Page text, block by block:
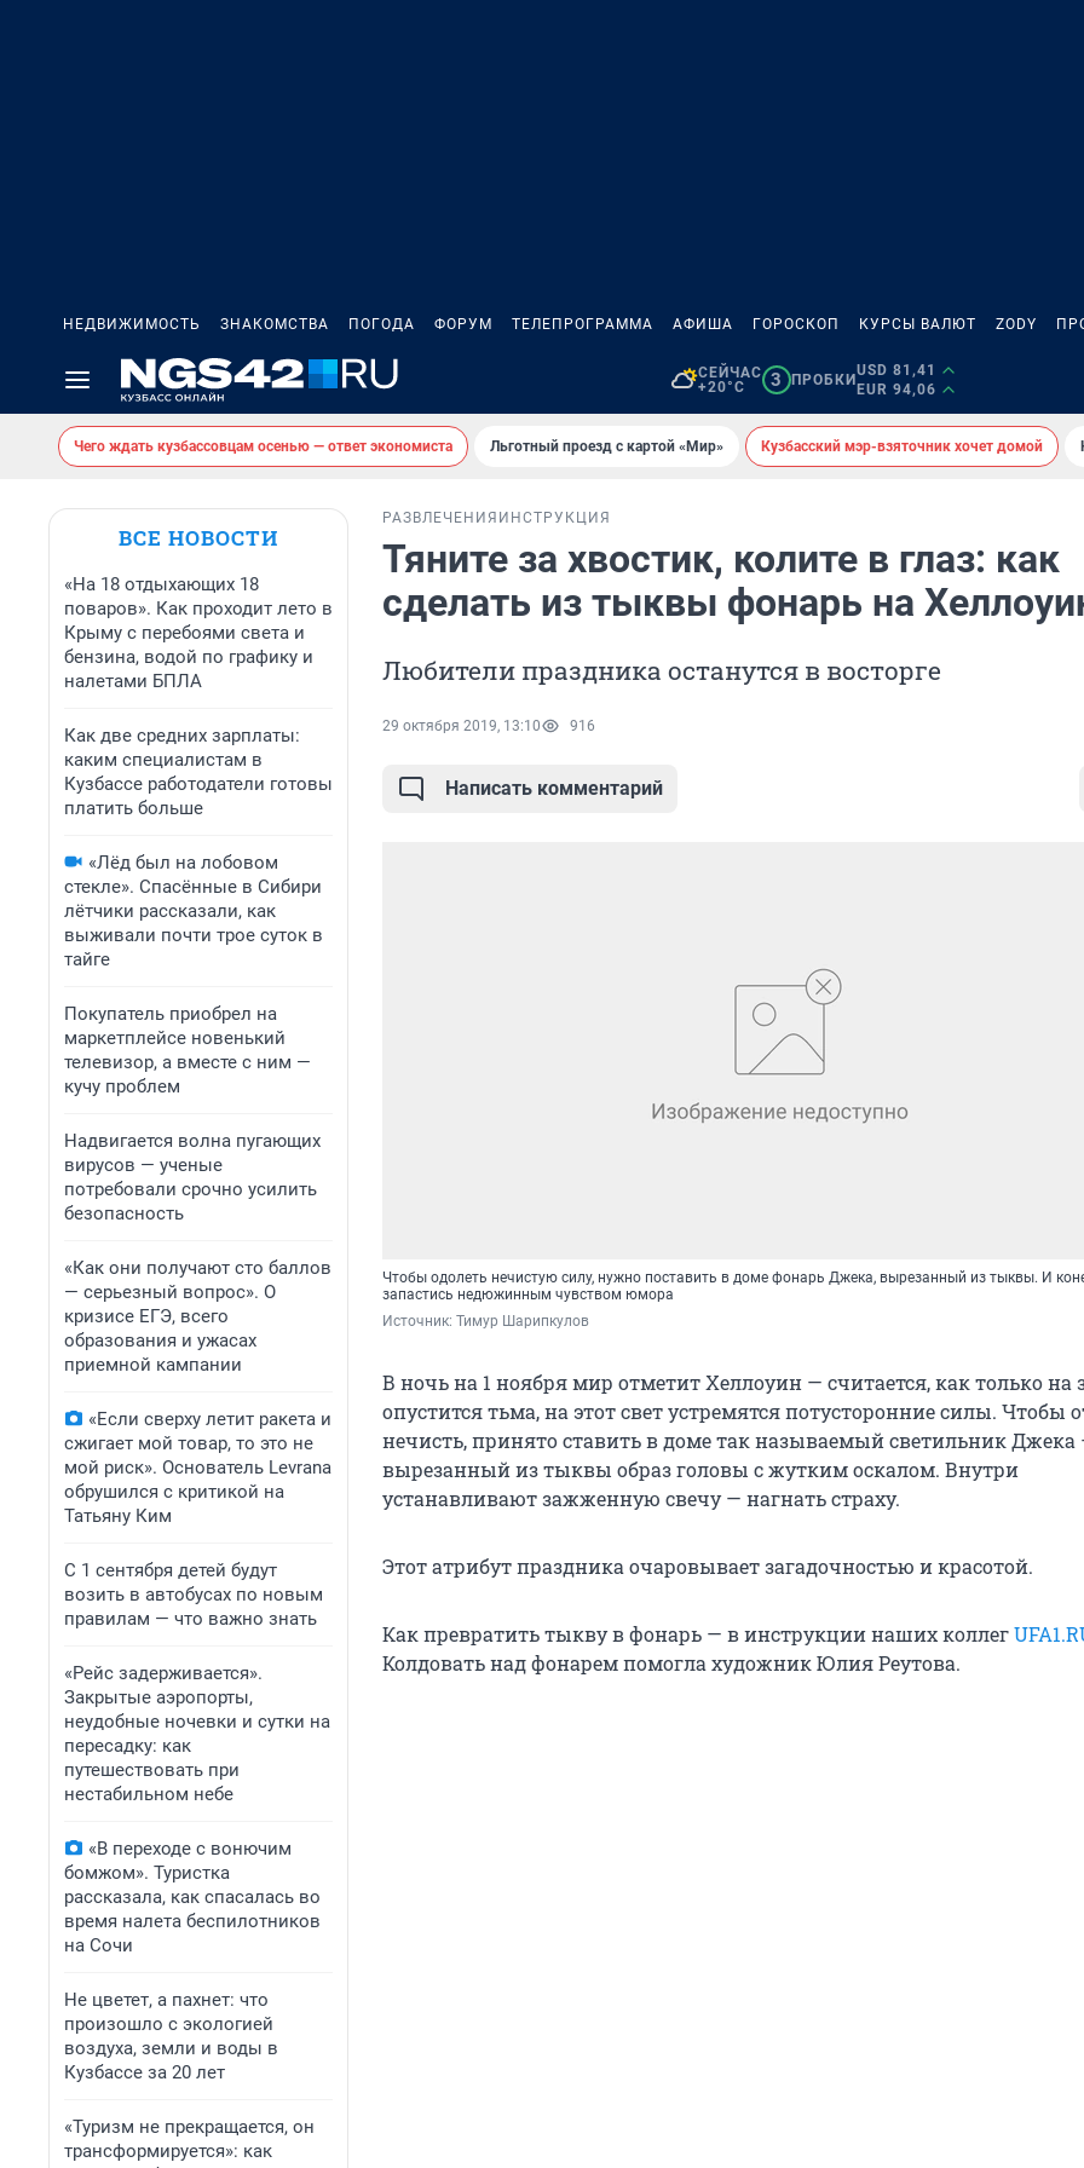
НЕДВИЖИМОСТЬ ЗНАКОМСТВА ПОГОДА ФОРУМ ТЕЛЕПРОГРАММА АФИША ГОРОСКОП КУРСЫ ВАЛЮТ ZODY
СЕЙЧАС
+20°C
3 ПРОБКИ
USD 81,41
EUR 94,06
Чего ждать кузбассовцам осенью — ответ экономиста Льготный проезд с картой «Мир» Кузбасский мэр-взяточник хочет домой
ВСЕ НОВОСТИ
«На 18 отдыхающих 18
поваров». Как проходит лето в
Крыму с перебоями света и
бензина, водой по графику и
налетами БПЛА
Как две средних зарплаты:
каким специалистам в
Кузбассе работодатели готовы
платить больше
«Лёд был на лобовом
стекле». Спасённые в Сибири
лётчики рассказали, как
выживали почти трое суток в
тайге
Покупатель приобрел на
маркетплейсе новенький
телевизор, а вместе с ним —
кучу проблем
Надвигается волна пугающих
вирусов — ученые
потребовали срочно усилить
безопасность
«Как они получают сто баллов
— серьезный вопрос». О
кризисе ЕГЭ, всего
образования и ужасах
приемной кампании
«Если сверху летит ракета и
сжигает мой товар, то это не
мой риск». Основатель Levrana
обрушился с критикой на
Татьяну Ким
С 1 сентября детей будут
возить в автобусах по новым
правилам — что важно знать
«Рейс задерживается».
Закрытые аэропорты,
неудобные ночевки и сутки на
пересадку: как
путешествовать при
нестабильном небе
«В переходе с вонючим
бомжом». Туристка
рассказала, как спасалась во
время налета беспилотников
на Сочи
Не цветет, а пахнет: что
произошло с экологией
воздуха, земли и воды в
Кузбассе за 20 лет
«Туризм не прекращается, он
трансформируется»: как
РАЗВЛЕЧЕНИЯ ИНСТРУКЦИЯ
Тяните за хвостик, колите в глаз: как
сделать из тыквы фонарь на
Любители праздника останутся в восторге
29 октября 2019, 13:10 916
Написать комментарий
Чтобы одолеть нечистую силу, нужно поставить в доме фонарь Джека, вырезанный из тыквы. И
запастись недюжинным чувством юмора
Источник: Тимур Шарипкулов
В ночь на 1 ноября мир отметит Хеллоуин — считается, как только на
опустится тьма, на этот свет устремятся потусторонние силы. Чтобы
нечисть, принято ставить в доме так называемый светильник Джека
вырезанный из тыквы образ головы с жутким оскалом. Внутри
устанавливают зажженную свечу — нагнать страху.
Этот атрибут праздника очаровывает загадочностью и красотой.
Как превратить тыкву в фонарь — в инструкции наших коллег
Колдовать над фонарем помогла художник Юлия Реутова.